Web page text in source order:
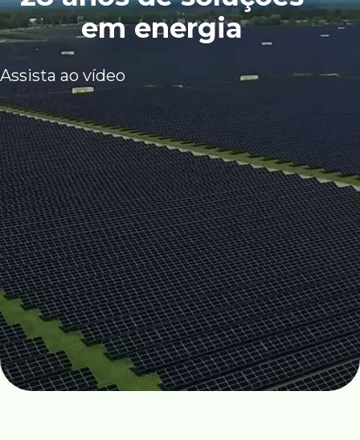
em energia
Assista ao vídeo